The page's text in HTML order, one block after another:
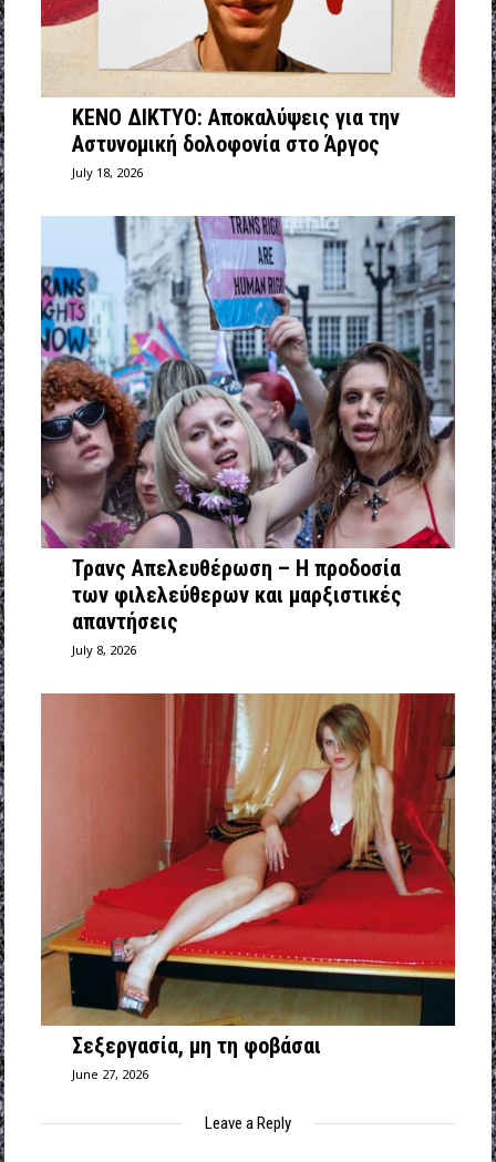
ΚΕΝΟ ΔΙΚΤΥΟ: Αποκαλύψεις για την
Αστυνομική δολοφονία στο Άργος
July 18, 2026
Τρανς Απελευθέρωση – Η προδοσία
των φιλελεύθερων και μαρξιστικές
απαντήσεις
July 8, 2026
Σεξεργασία, μη τη φοβάσαι
June 27, 2026
Leave a Reply